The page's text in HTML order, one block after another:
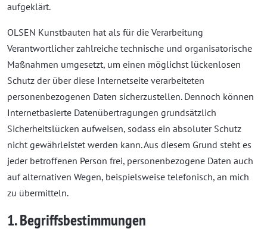
aufgeklärt.
OLSEN Kunstbauten hat als für die Verarbeitung
Verantwortlicher zahlreiche technische und organisatorische
Maßnahmen umgesetzt, um einen möglichst lückenlosen
Schutz der über diese Internetseite verarbeiteten
personenbezogenen Daten sicherzustellen. Dennoch können
Internetbasierte Datenübertragungen grundsätzlich
Sicherheitslücken aufweisen, sodass ein absoluter Schutz
nicht gewährleistet werden kann. Aus diesem Grund steht es
jeder betroffenen Person frei, personenbezogene Daten auch
auf alternativen Wegen, beispielsweise telefonisch, an mich
zu übermitteln.
1. Begriffsbestimmungen